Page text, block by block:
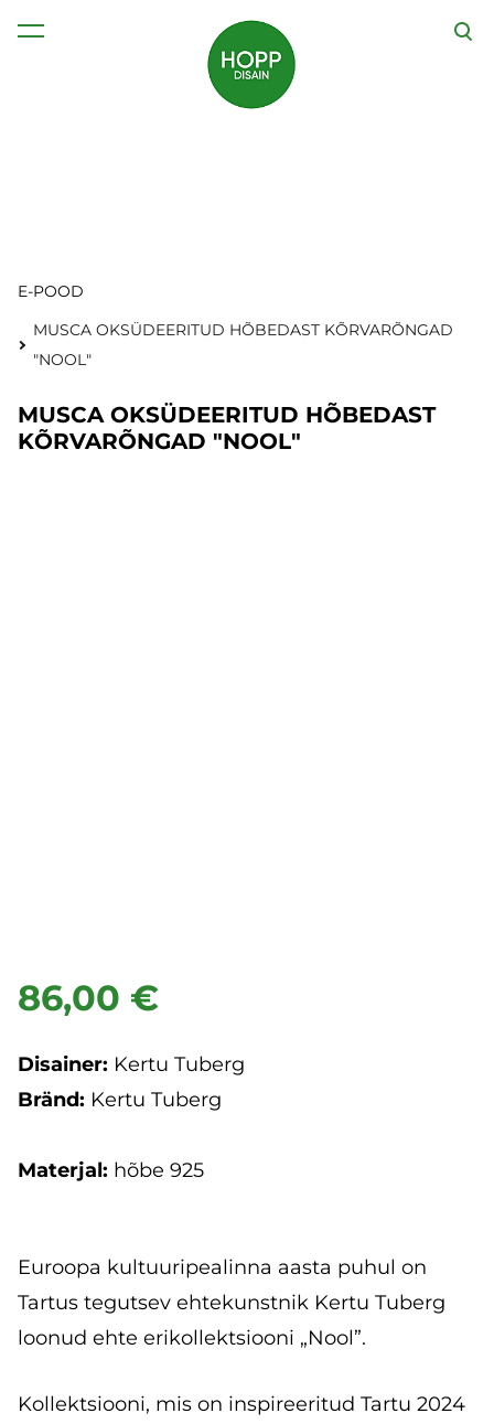
lisati ostukorvi. Vaata ostukorvi
E-POOD
MUSCA OKSÜDEERITUD HÕBEDAST KÕRVARÕNGAD
"NOOL"
MUSCA OKSÜDEERITUD HÕBEDAST
KÕRVARÕNGAD "NOOL"
86,00 €
Disainer: Kertu Tuberg
Bränd: Kertu Tuberg
Materjal: hõbe 925
Euroopa kultuuripealinna aasta puhul on
Tartus tegutsev ehtekunstnik Kertu Tuberg
loonud ehte erikollektsiooni „Nool”.
Kollektsiooni, mis on inspireeritud Tartu 2024